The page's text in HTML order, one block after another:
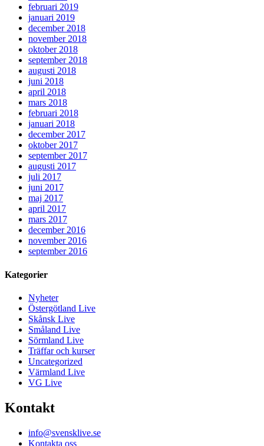
februari 2019
januari 2019
december 2018
november 2018
oktober 2018
september 2018
augusti 2018
juni 2018
april 2018
mars 2018
februari 2018
januari 2018
december 2017
oktober 2017
september 2017
augusti 2017
juli 2017
juni 2017
maj 2017
april 2017
mars 2017
december 2016
november 2016
september 2016
Kategorier
Nyheter
Östergötland Live
Skånsk Live
Småland Live
Sörmland Live
Träffar och kurser
Uncategorized
Värmland Live
VG Live
Kontakt
info@svensklive.se
Kontakta oss